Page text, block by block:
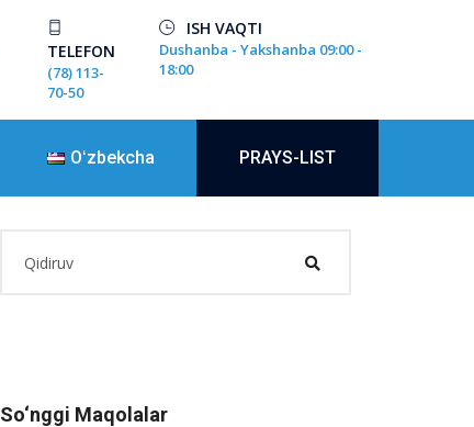
TELEFON
(78) 113-
70-50
ISH VAQTI
Dushanba - Yakshanba 09:00 -
18:00
Oʻzbekcha PRAYS-LIST
So‘nggi Maqolalar